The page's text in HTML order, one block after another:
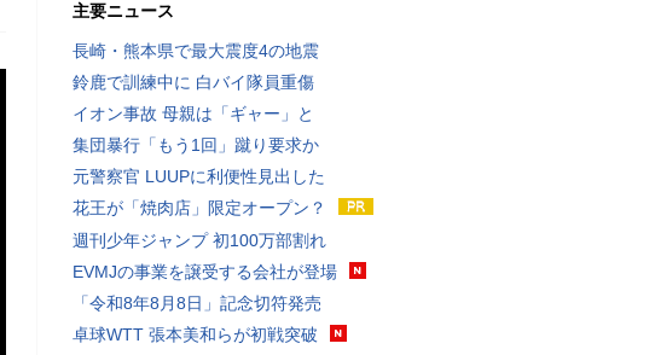
主要ニュース
長崎・熊本県で最大震度4の地震
鈴鹿で訓練中に 白バイ隊員重傷
イオン事故 母親は「ギャー」と
集団暴行「もう1回」蹴り要求か
元警察官 LUUPに利便性見出した
花王が「焼肉店」限定オープン？
週刊少年ジャンプ 初100万部割れ
EVMJの事業を譲受する会社が登場
「令和8年8月8日」記念切符発売
卓球WTT 張本美和らが初戦突破